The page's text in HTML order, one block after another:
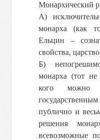
Монархический
А)
монарха (как
Ельцин –
свойства,
Б)
монарха (тот
кого можно
публично и
решения
всевозможные